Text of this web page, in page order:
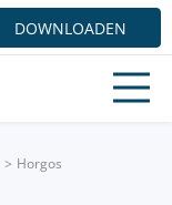
DOWNLOADEN
Horgos